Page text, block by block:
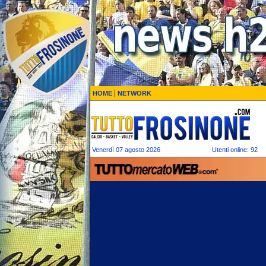
HOME NETWORK
Venerdì 07 agosto 2026 Utenti online: 92